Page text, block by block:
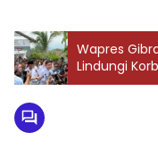
Wapres
Lindungi